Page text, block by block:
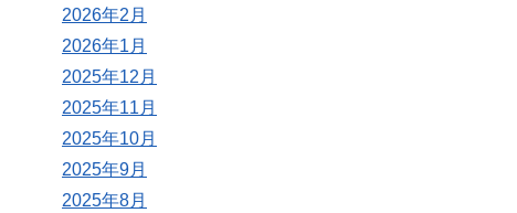
2026年2月
2026年1月
2025年12月
2025年11月
2025年10月
2025年9月
2025年8月